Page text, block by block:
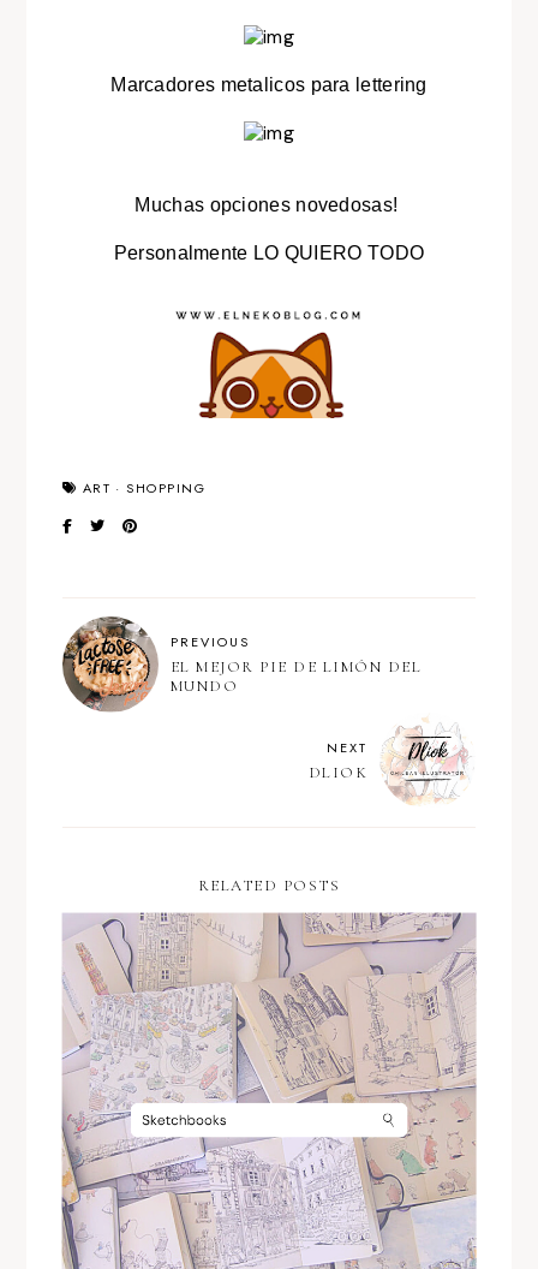
Marcadores metalicos para lettering
Muchas opciones novedosas!
Personalmente LO QUIERO TODO
ART · SHOPPING
PREVIOUS
EL MEJOR PIE DE LIMÓN DEL
MUNDO
NEXT
DLIOK
RELATED POSTS